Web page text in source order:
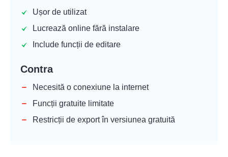
Ușor de utilizat
Lucrează online fără instalare
Include funcții de editare
Contra
Necesită o conexiune la internet
Funcții gratuite limitate
Restricții de export în versiunea gratuită